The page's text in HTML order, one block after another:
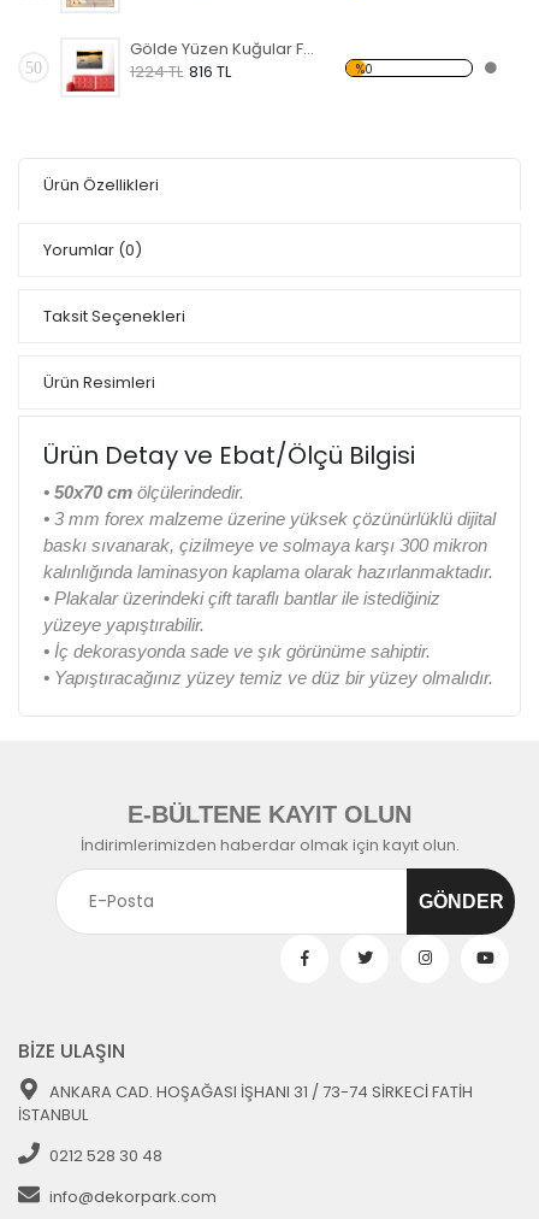
50
Gölde Yüzen Kuğular Forex Tablo
1224 TL 816 TL %0
Ürün Özellikleri
Yorumlar (0)
Taksit Seçenekleri
Ürün Resimleri
Ürün Detay ve Ebat/Ölçü Bilgisi
• 50x70 cm ölçülerindedir.
• 3 mm forex malzeme üzerine yüksek çözünürlüklü dijital
baskı sıvanarak, çizilmeye ve solmaya karşı 300 mikron
kalınlığında laminasyon kaplama olarak hazırlanmaktadır.
• Plakalar üzerindeki çift taraflı bantlar ile istediğiniz
yüzeye yapıştırabilir.
• İç dekorasyonda sade ve şık görünüme sahiptir.
• Yapıştıracağınız yüzey temiz ve düz bir yüzey olmalıdır.
E-BÜLTENE KAYIT OLUN
İndirimlerimizden haberdar olmak için kayıt olun.
BİZE ULAŞIN
ANKARA CAD. HOŞAĞASI İŞHANI 31 / 73-74 SİRKECİ FATİH
İSTANBUL
0212 528 30 48
info@dekorpark.com